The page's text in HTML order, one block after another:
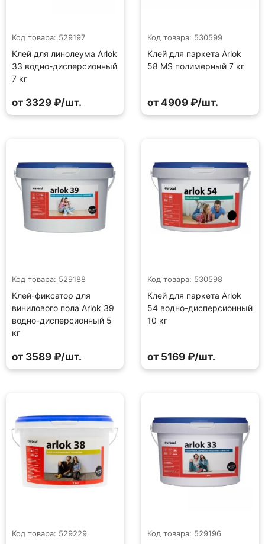
Код товара: 529197
Клей для линолеума Arlok
33 водно-дисперсионный
7 кг
от 3329 ₽/шт.
Код товара: 530599
Клей для паркета Arlok
58 MS полимерный 7 кг
от 4909 ₽/шт.
Код товара: 529188
Клей-фиксатор для
винилового пола Arlok 39
водно-дисперсионный 5
кг
от 3589 ₽/шт.
Код товара: 530598
Клей для паркета Arlok
54 водно-дисперсионный
10 кг
от 5169 ₽/шт.
Код товара: 529229 Код товара: 529196